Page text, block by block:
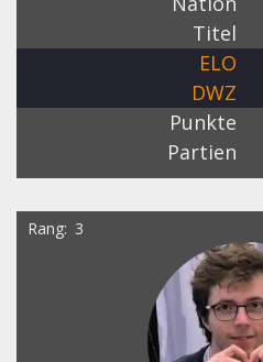
Titel
ELO
DWZ
Punkte
Partien
Rang 3